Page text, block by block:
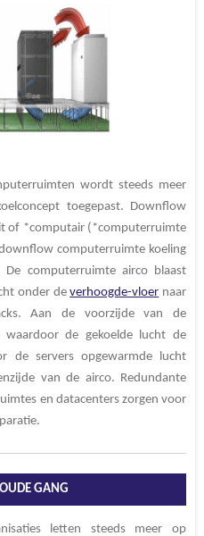
wordt steeds meer
toegepast. Downflow
of *computair (*computerruimte
computerruimte koeling
computerruimte airco blaast
onder deverhoogde-vloer naar
Aan de voorzijde van de
waardoor de gekoelde lucht de
de servers opgewarmde lucht
van de airco. Redundante
en datacenters zorgen voor
GANG
letten steeds meer op